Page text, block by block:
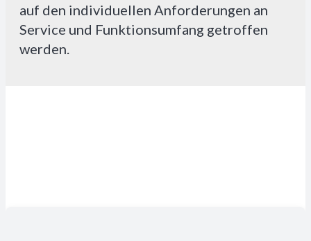
auf den individuellen Anforderungen an
Service und Funktionsumfang getroffen
werden.